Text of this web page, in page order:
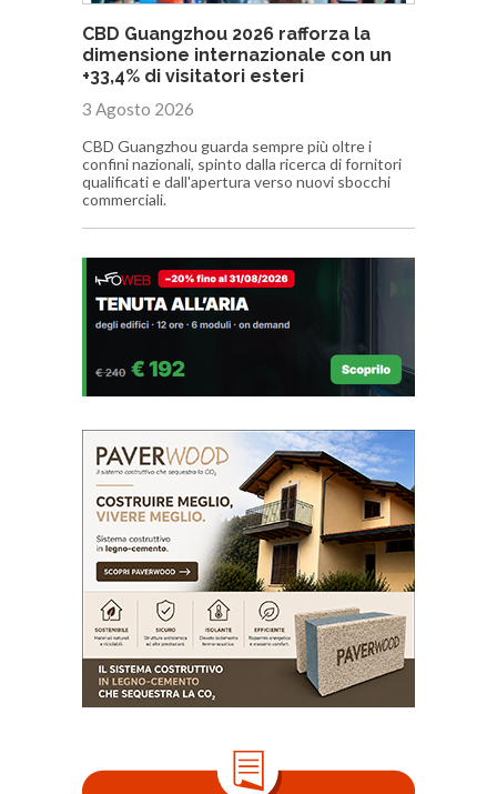
CBD Guangzhou 2026 rafforza la
dimensione internazionale con un
+33,4% di visitatori esteri
3 Agosto 2026
CBD Guangzhou guarda sempre più oltre i
confini nazionali, spinto dalla ricerca di fornitori
qualificati e dall'apertura verso nuovi sbocchi
commerciali.